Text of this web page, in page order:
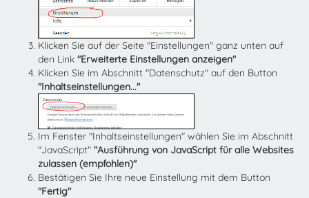
Klicken Sie auf der Seite "Einstellungen" ganz unten auf
den Link "Erweiterte Einstellungen anzeigen"
Klicken Sie im Abschnitt "Datenschutz" auf den Button
"Inhaltseinstellungen..."
Im Fenster "Inhaltseinstellungen" wählen Sie im Abschnitt
"JavaScript" "Ausführung von JavaScript für alle Websites
zulassen (empfohlen)"
Bestätigen Sie Ihre neue Einstellung mit dem Button
"Fertig"